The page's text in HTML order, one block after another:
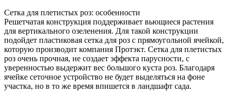
Сетка для плетистых роз: особенности
Решетчатая конструкция поддерживает вьющиеся растения
для вертикального озеленения. Для такой конструкции
подойдет пластиковая сетка для роз с прямоугольной ячейкой,
которую производит компания Протэкт. Сетка для плетистых
роз очень прочная, не создает эффекта парусности, с
уверенностью выдержит вес большого куста роз. Благодаря
ячейке сеточное устройство не будет выделяться на фоне
участка, но в то же время впишется в ландшафт сада.